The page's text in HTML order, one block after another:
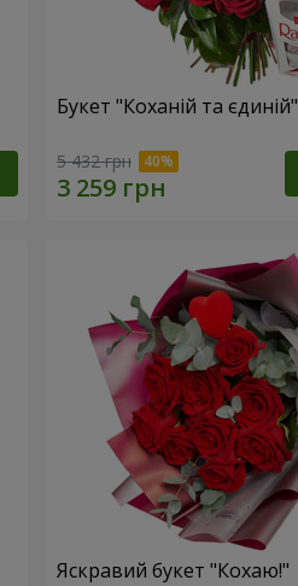
Букет "Коханій та єдиній"
5 432 грн
Яскравий букет "Кохаю!"